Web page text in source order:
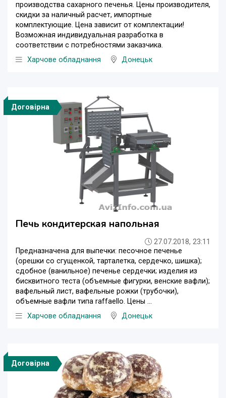
производства сахарного печенья. Цены производителя,
скидки за наличный расчет, импортные
комплектующие. Цена зависит от комплектации!
Возможная индивидуальная разработка в
соответствии с потребностями заказчика.
Харчове обладнання
Донецьк
Договірна
Печь кондитерская напольная
27.07.2018, 23:11
Предназначена для выпечки: песочное печенье
(орешки со сгущенкой, тарталетка, сердечко, шишка);
сдобное (ванильное) печенье сердечки; изделия из
бисквитного теста (объемные фигурки, венские вафли);
вафельный лист, вафельные рожки (трубочки),
объемные вафли типа raffaello. Цены ...
Харчове обладнання
Донецьк
Договірна